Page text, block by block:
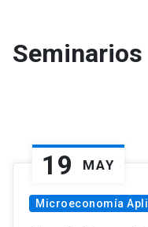
Seminarios
19 MAY
Microeconomía